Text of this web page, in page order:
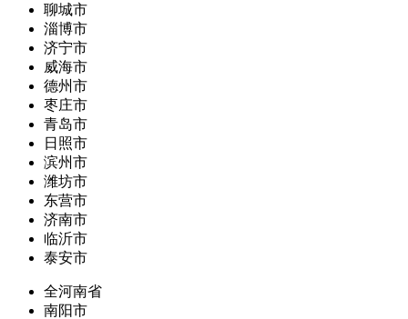
聊城市
淄博市
济宁市
威海市
德州市
枣庄市
青岛市
日照市
滨州市
潍坊市
东营市
济南市
临沂市
泰安市
全河南省
南阳市